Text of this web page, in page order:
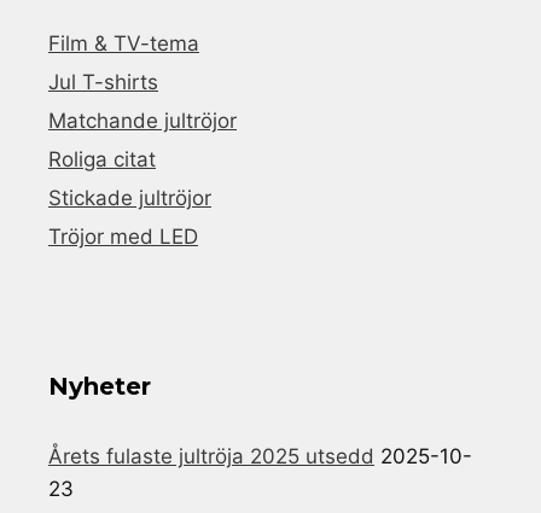
Film & TV-tema
Jul T-shirts
Matchande jultröjor
Roliga citat
Stickade jultröjor
Tröjor med LED
Nyheter
Årets fulaste jultröja 2025 utsedd 2025-10-
23